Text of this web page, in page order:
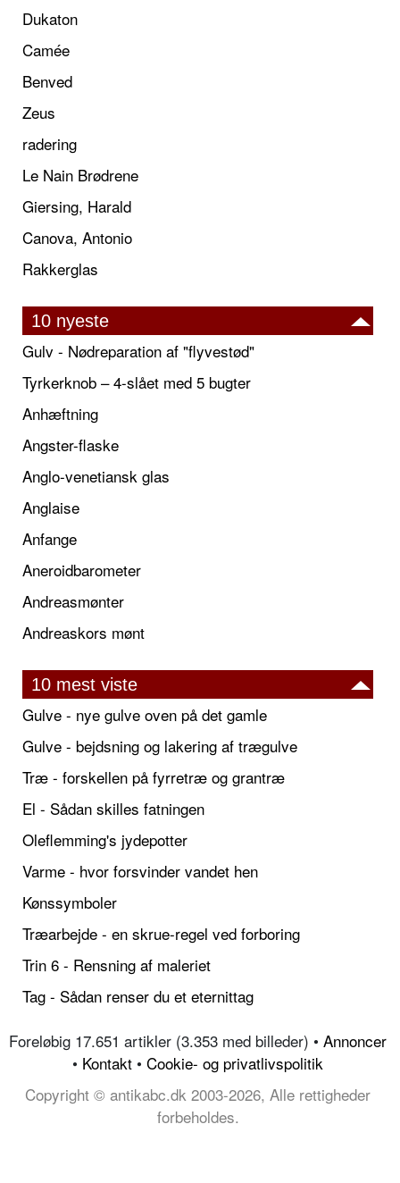
Dukaton
Camée
Benved
Zeus
radering
Le Nain Brødrene
Giersing, Harald
Canova, Antonio
Rakkerglas
10 nyeste
Gulv - Nødreparation af "flyvestød"
Tyrkerknob – 4-slået med 5 bugter
Anhæftning
Angster-flaske
Anglo-venetiansk glas
Anglaise
Anfange
Aneroidbarometer
Andreasmønter
Andreaskors mønt
10 mest viste
Gulve - nye gulve oven på det gamle
Gulve - bejdsning og lakering af trægulve
Træ - forskellen på fyrretræ og grantræ
El - Sådan skilles fatningen
Oleflemming's jydepotter
Varme - hvor forsvinder vandet hen
Kønssymboler
Træarbejde - en skrue-regel ved forboring
Trin 6 - Rensning af maleriet
Tag - Sådan renser du et eternittag
Foreløbig 17.651 artikler (3.353 med billeder) • Annoncer
• Kontakt • Cookie- og privatlivspolitik
Copyright © antikabc.dk 2003-2026, Alle rettigheder
forbeholdes.